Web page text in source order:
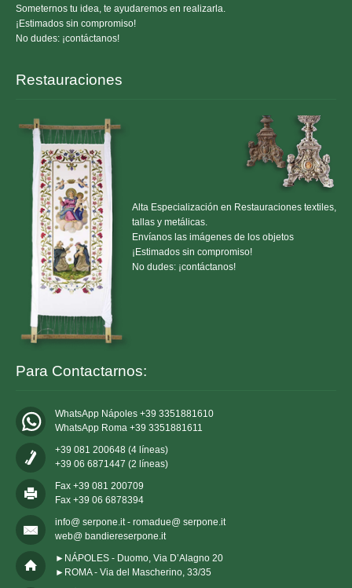
Someternos tu idea, te ayudaremos en realizarla.
¡Estimados sin compromiso!
No dudes: ¡contáctanos!
Restauraciones
Alta Especialización en Restauraciones textiles,
tallas y metálicas.
Envíanos las imágenes de los objetos
¡Estimados sin compromiso!
No dudes: ¡contáctanos!
Para Contactarnos:
WhatsApp Nápoles +39 3351881610
WhatsApp Roma +39 3351881611
+39 081 200648 (4 líneas)
+39 06 6871447 (2 líneas)
Fax +39 081 200709
Fax +39 06 6878394
info@ serpone.it - romadue@ serpone.it
web@ bandiereserpone.it
►NÁPOLES - Duomo, Via D’Alagno 20
►ROMA - Via del Mascherino, 33/35